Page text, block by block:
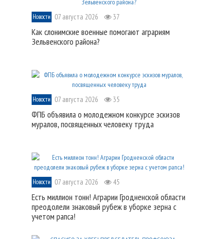
Новости 07 августа 2026 37
Как слонимские военные помогают аграриям
Зельвенского района?
Новости 07 августа 2026 35
ФПБ объявила о молодежном конкурсе эскизов
муралов, посвященных человеку труда
Новости 07 августа 2026 45
Есть миллион тонн! Аграрии Гродненской области
преодолели знаковый рубеж в уборке зерна с
учетом рапса!